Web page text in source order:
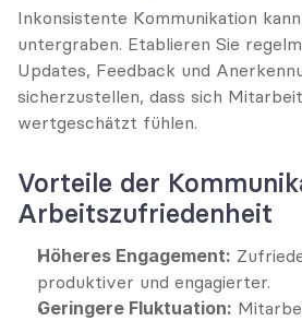
Inkonsistente Kommunikation
untergraben. Etablieren Sie
Updates, Feedback und
sicherzustellen, dass sich
wertgeschätzt fühlen.
Vorteile der
Arbeitszufriedenheit
Höheres Engagement:
produktiver und engagierter.
Geringere Fluktuation: